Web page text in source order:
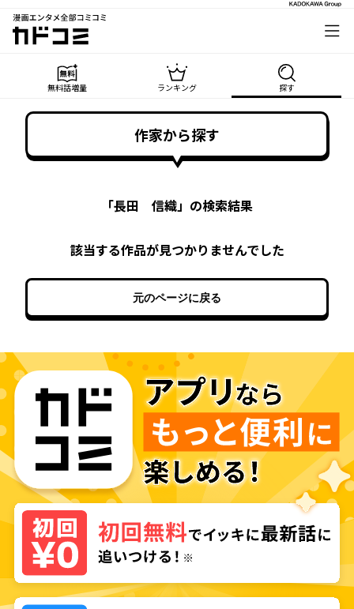
漫画エンタメ全部コミコミ
カドコミ
無料話増量 ランキング 探す
作家から探す
「長田 信織」の検索結果
該当する作品が見つかりませんでした
元のページに戻る